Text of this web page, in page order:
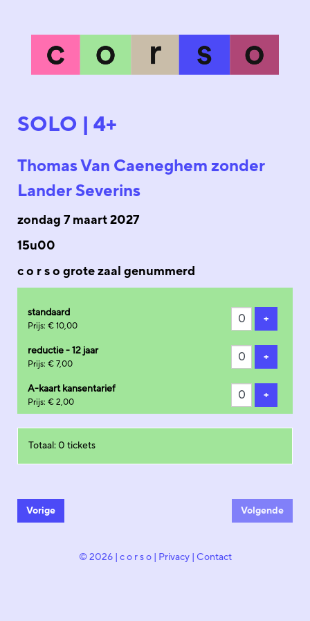
SOLO | 4+
Thomas Van Caeneghem zonder
Lander Severins
zondag 7 maart 2027
15u00
c o r s o grote zaal genummerd
standaard
Prijs: € 10,00
+Voeg
reductie - 12 jaar
Prijs: € 7,00
+Voeg
A-kaart kansentarief
Prijs: € 2,00
+Voeg
Totaal: 0 tickets
Vorige Volgende
© 2026 | c o r s o | Privacy| Contact